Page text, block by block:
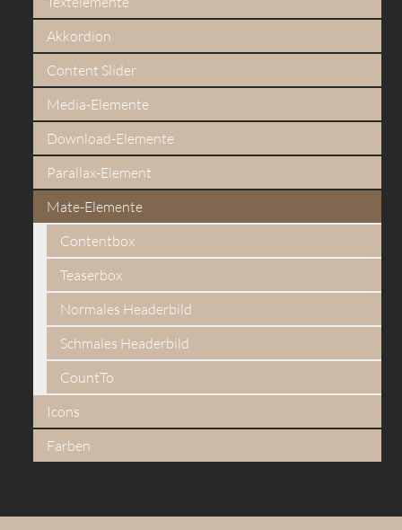
Akkordion
Content Slider
Media-Elemente
Download-Elemente
Parallax-Element
Mate-Elemente
Contentbox
Teaserbox
Normales Headerbild
Schmales Headerbild
CountTo
Icons
Farben